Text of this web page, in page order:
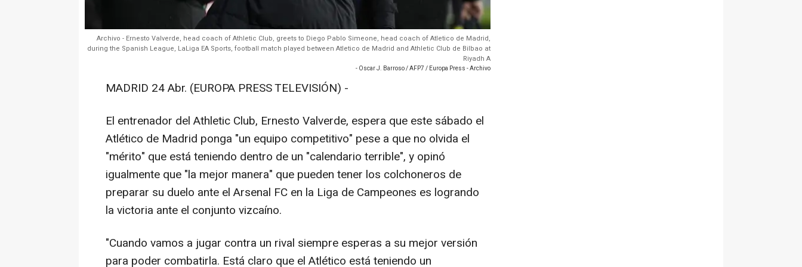
Archivo - Ernesto Valverde, head coach of Athletic Club, greets to Diego Pablo Simeone, head coach of Atletico de Madrid,
during the Spanish League, LaLiga EA Sports, football match played between Atletico de Madrid and Athletic Club de Bilbao at
Riyadh A
- Oscar J. Barroso / AFP7 / Europa Press - Archivo
MADRID 24 Abr. (EUROPA PRESS TELEVISIÓN) -
El entrenador del Athletic Club, Ernesto Valverde, espera que este sábado el
Atlético de Madrid ponga "un equipo competitivo" pese a que no olvida el
"mérito" que está teniendo dentro de un "calendario terrible", y opinó
igualmente que "la mejor manera" que pueden tener los colchoneros de
preparar su duelo ante el Arsenal FC en la Liga de Campeones es logrando
la victoria ante el conjunto vizcaíno.
"Cuando vamos a jugar contra un rival siempre esperas a su mejor versión
para poder combatirla. Está claro que el Atlético está teniendo un